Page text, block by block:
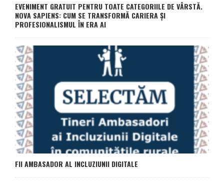
EVENIMENT GRATUIT PENTRU TOATE CATEGORIILE DE VÂRSTĂ.
NOVA SAPIENS: CUM SE TRANSFORMĂ CARIERA ȘI
PROFESIONALISMUL ÎN ERA AI
FII AMBASADOR AL INCLUZIUNII DIGITALE